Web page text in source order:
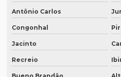
Preço lauda tradução
Preço revisão tradução
Preço tabela tradução inglês
Preço para tradução
Antônio Carlos
Congonhal
Jacinto
Recreio